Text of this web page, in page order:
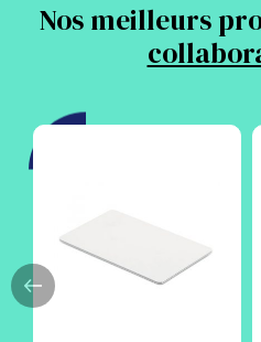
peuvent
page
Nos meilleurs